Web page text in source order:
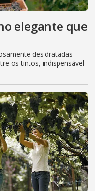
elegante que
desidratadas
os tintos, indispensável